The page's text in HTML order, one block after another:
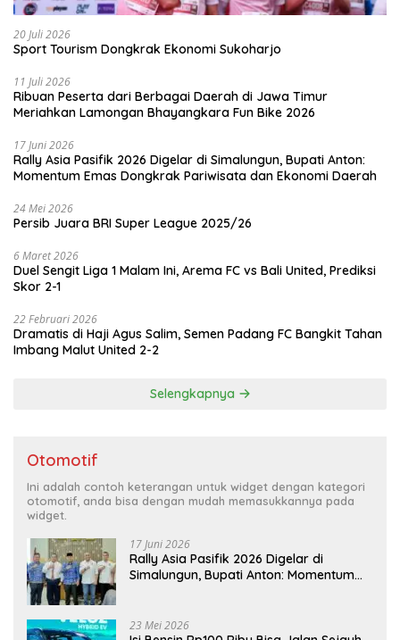
20 Juli 2026
Sport Tourism Dongkrak Ekonomi Sukoharjo
11 Juli 2026
Ribuan Peserta dari Berbagai Daerah di Jawa Timur
Meriahkan Lamongan Bhayangkara Fun Bike 2026
17 Juni 2026
Rally Asia Pasifik 2026 Digelar di Simalungun, Bupati Anton:
Momentum Emas Dongkrak Pariwisata dan Ekonomi Daerah
24 Mei 2026
Persib Juara BRI Super League 2025/26
6 Maret 2026
Duel Sengit Liga 1 Malam Ini, Arema FC vs Bali United, Prediksi
Skor 2-1
22 Februari 2026
Dramatis di Haji Agus Salim, Semen Padang FC Bangkit Tahan
Imbang Malut United 2-2
Selengkapnya
Otomotif
Ini adalah contoh keterangan untuk widget dengan kategori
otomotif, anda bisa dengan mudah memasukkannya pada
widget.
17 Juni 2026
Rally Asia Pasifik 2026 Digelar di
Simalungun, Bupati Anton: Momentum
23 Mei 2026